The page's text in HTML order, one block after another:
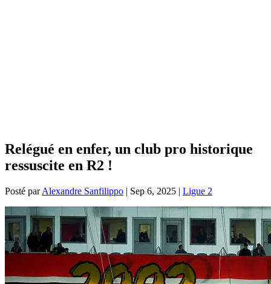
Relégué en enfer, un club pro historique
ressuscite en R2 !
Posté parAlexandre Sanfilippo | Sep 6, 2025 | Ligue 2